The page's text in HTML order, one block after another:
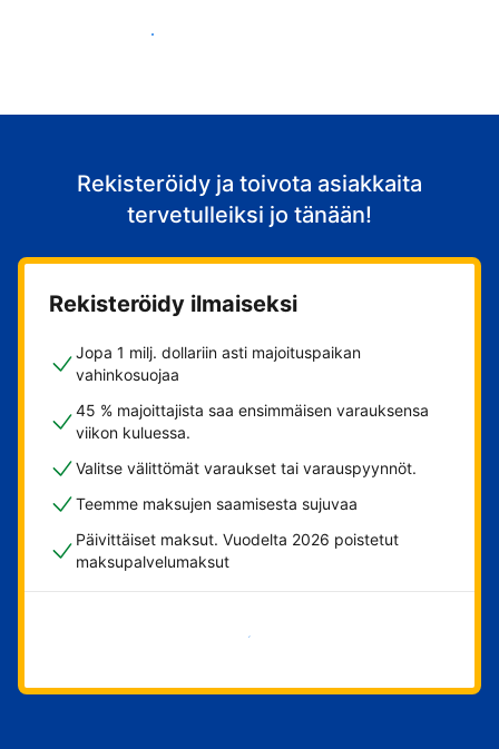
Ala vastaanottaa asiakkaita
Rekisteröidy ja toivota asiakkaita
tervetulleiksi jo tänään!
Rekisteröidy ilmaiseksi
Jopa 1 milj. dollariin asti majoituspaikan
vahinkosuojaa
45 % majoittajista saa ensimmäisen varauksensa
viikon kuluessa.
Valitse välittömät varaukset tai varauspyynnöt.
Teemme maksujen saamisesta sujuvaa
Päivittäiset maksut. Vuodelta 2026 poistetut
maksupalvelumaksut
Aloita nyt